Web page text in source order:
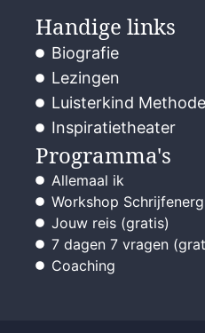
Handige links
Biografie
Lezingen
Luisterkind Methode
Inspiratietheater
Programma's
Allemaal ik
Workshop
Jouw reis (gratis)
7 dagen 7 vragen
Coaching